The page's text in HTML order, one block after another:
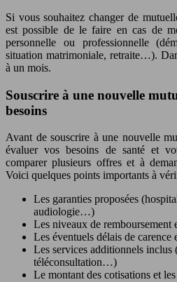
Si vous souhaitez changer de
est possible de le faire en cas de
personnelle ou professionnelle
situation matrimoniale, retraite…).
à un mois.
Souscrire à une nouvelle
besoins
Avant de souscrire à une nouvelle
évaluer vos besoins de santé et
comparer plusieurs offres et à
Voici quelques points importants à
Les garanties proposées
audiologie…)
Les niveaux de remboursement
Les éventuels délais de carence
Les services additionnels inclus
téléconsultation…)
Le montant des cotisations et